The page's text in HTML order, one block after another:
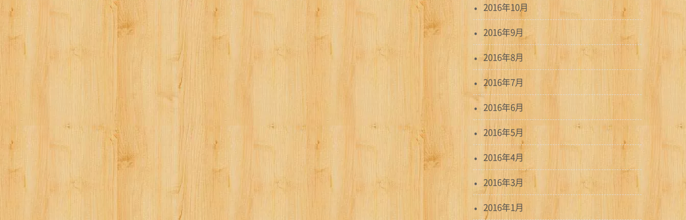
2016年10月
2016年9月
2016年8月
2016年7月
2016年6月
2016年5月
2016年4月
2016年3月
2016年1月